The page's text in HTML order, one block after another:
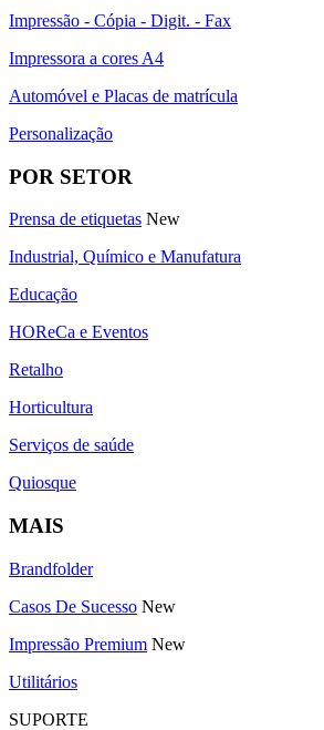
Impressão - Cópia - Digit. - Fax
Impressora a cores A4
Automóvel e Placas de matrícula
Personalização
POR SETOR
Prensa de etiquetas New
Industrial, Químico e Manufatura
Educação
HOReCa e Eventos
Retalho
Horticultura
Serviços de saúde
Quiosque
MAIS
Brandfolder
Casos De Sucesso New
Impressão Premium New
Utilitários
SUPORTE